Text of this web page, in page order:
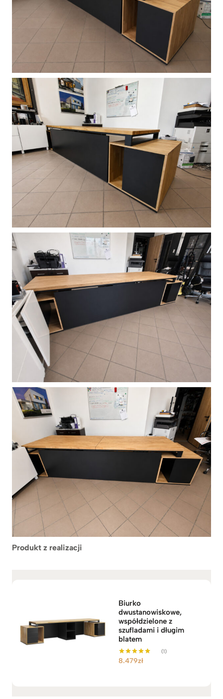
Produkt z realizacji
Biurko
dwustanowiskowe,
współdzielone z
szufladami i długim
blatem
Oceniono
(1)
8.479zł